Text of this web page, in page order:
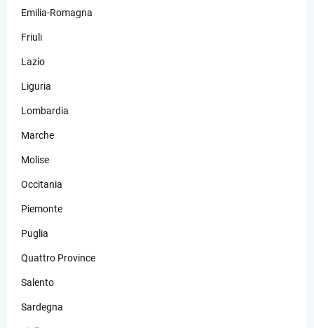
Emilia-Romagna
Friuli
Lazio
Liguria
Lombardia
Marche
Molise
Occitania
Piemonte
Puglia
Quattro Province
Salento
Sardegna